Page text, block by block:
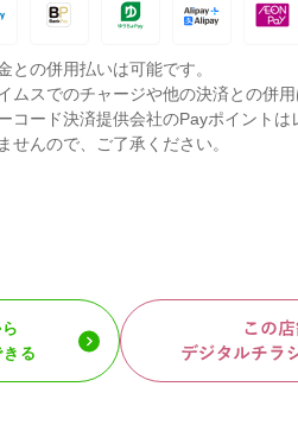
との併用払いは可能です。
ムスでのチャージや他の決済との併用
コード決済提供会社のPayポイントは
せんので、ご了承ください。
る